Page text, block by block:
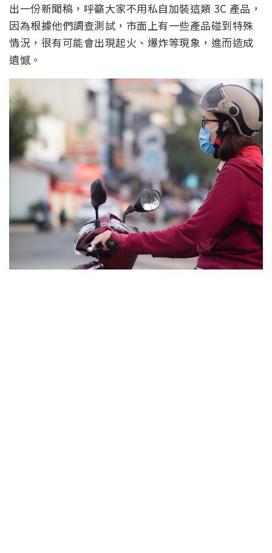
出一份新聞稿，呼籲大家不用私自加裝這類 3C 產品，
因為根據他們調查測試，市面上有一些產品碰到特殊
情況，很有可能會出現起火、爆炸等現象，進而造成
遺憾。